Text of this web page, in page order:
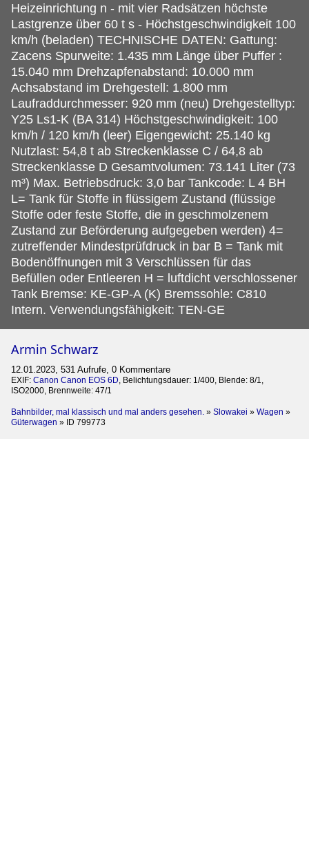
Heizeinrichtung n - mit vier Radsätzen höchste
Lastgrenze über 60 t s - Höchstgeschwindigkeit 100
km/h (beladen) TECHNISCHE DATEN: Gattung:
Zacens Spurweite: 1.435 mm Länge über Puffer :
15.040 mm Drehzapfenabstand: 10.000 mm
Achsabstand im Drehgestell: 1.800 mm
Laufraddurchmesser: 920 mm (neu) Drehgestelltyp:
Y25 Ls1-K (BA 314) Höchstgeschwindigkeit: 100
km/h / 120 km/h (leer) Eigengewicht: 25.140 kg
Nutzlast: 54,8 t ab Streckenklasse C / 64,8 ab
Streckenklasse D Gesamtvolumen: 73.141 Liter (73
m³) Max. Betriebsdruck: 3,0 bar Tankcode: L 4 BH
L= Tank für Stoffe in flüssigem Zustand (flüssige
Stoffe oder feste Stoffe, die in geschmolzenem
Zustand zur Beförderung aufgegeben werden) 4=
zutreffender Mindestprüfdruck in bar B = Tank mit
Bodenöffnungen mit 3 Verschlüssen für das
Befüllen oder Entleeren H = luftdicht verschlossener
Tank Bremse: KE-GP-A (K) Bremssohle: C810
Intern. Verwendungsfähigkeit: TEN-GE
Armin Schwarz
12.01.2023, 531 Aufrufe, 0 Kommentare
EXIF: Canon Canon EOS 6D, Belichtungsdauer: 1/400, Blende: 8/1,
ISO2000, Brennweite: 47/1
Bahnbilder, mal klassisch und mal anders gesehen. » Slowakei » Wagen »
Güterwagen » ID 799773